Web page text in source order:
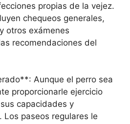
propias de la vejez.
chequeos generales,
otros exámenes
recomendaciones del
Aunque el perro sea
proporcionarle ejercicio
capacidades y
Los paseos regulares le